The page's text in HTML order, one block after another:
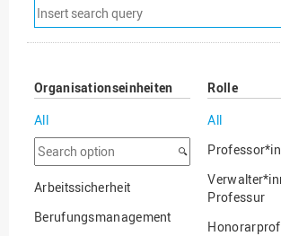
Remove
search
filter
Organisationseinheiten
All
Search
option
Arbeitssicherheit
Berufungsmanagement
Rolle
All
Professur